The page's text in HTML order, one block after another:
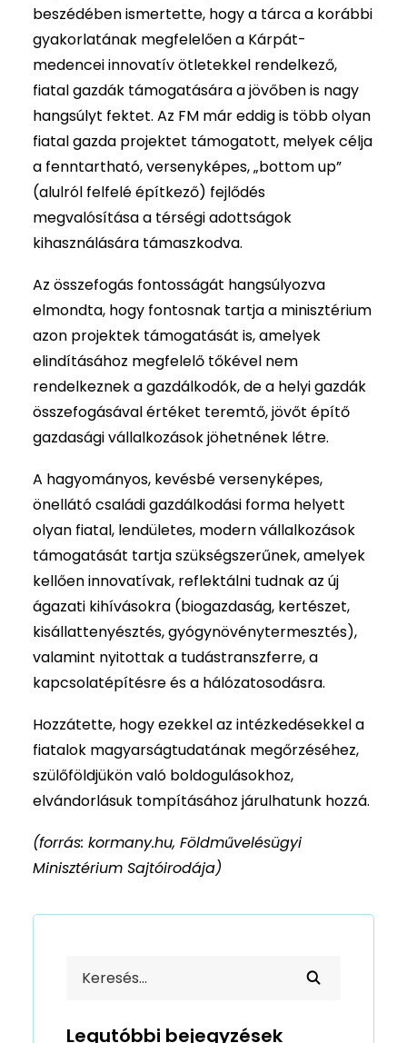
beszédében ismertette, hogy a tárca a korábbi
gyakorlatának megfelelően a Kárpát-
medencei innovatív ötletekkel rendelkező,
fiatal gazdák támogatására a jövőben is nagy
hangsúlyt fektet. Az FM már eddig is több olyan
fiatal gazda projektet támogatott, melyek célja
a fenntartható, versenyképes, „bottom up”
(alulról felfelé építkező) fejlődés
megvalósítása a térségi adottságok
kihasználására támaszkodva.
Az összefogás fontosságát hangsúlyozva
elmondta, hogy fontosnak tartja a minisztérium
azon projektek támogatását is, amelyek
elindításához megfelelő tőkével nem
rendelkeznek a gazdálkodók, de a helyi gazdák
összefogásával értéket teremtő, jövőt építő
gazdasági vállalkozások jöhetnének létre.
A hagyományos, kevésbé versenyképes,
önellátó családi gazdálkodási forma helyett
olyan fiatal, lendületes, modern vállalkozások
támogatását tartja szükségszerűnek, amelyek
kellően innovatívak, reflektálni tudnak az új
ágazati kihívásokra (biogazdaság, kertészet,
kisállattenyésztés, gyógynövénytermesztés),
valamint nyitottak a tudástranszferre, a
kapcsolatépítésre és a hálózatosodásra.
Hozzátette, hogy ezekkel az intézkedésekkel a
fiatalok magyarságtudatának megőrzéséhez,
szülőföldjükön való boldogulásokhoz,
elvándorlásuk tompításához járulhatunk hozzá.
(forrás: kormany.hu, Földművelésügyi
Minisztérium Sajtóirodája)
Legutóbbi bejegyzések